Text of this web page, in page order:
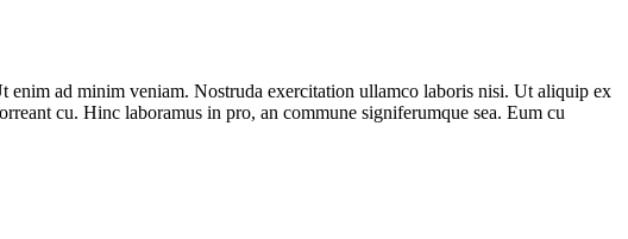
enim ad minim veniam. Nostruda exercitation ullamco laboris nisi. Ut aliquip ex
cu. Hinc laboramus in pro, an commune signiferumque sea. Eum cu